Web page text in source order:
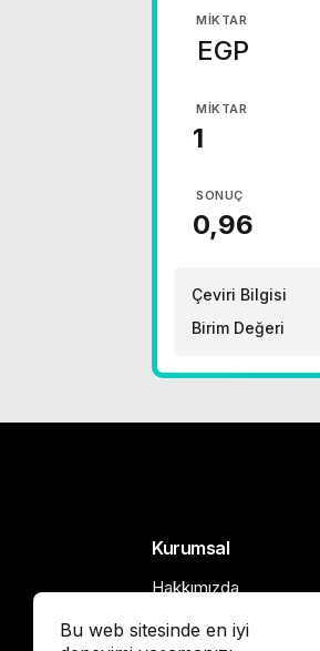
1 CHF Kaç TL ?
1 RUB Kaç TL ?
MIKTAR
MIKTAR
SONUÇ
Çeviri Bilgisi
Birim Değeri
Bu web sitesinde en iyi
Kurumsal
Hakkımızda
Künye